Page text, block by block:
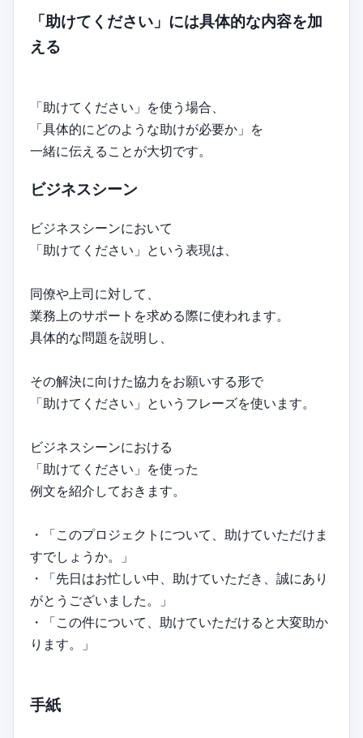
「助けてください」には具体的な内容を加
える
「助けてください」を使う場合、
「具体的にどのような助けが必要か」を
一緒に伝えることが大切です。
ビジネスシーン
ビジネスシーンにおいて
「助けてください」という表現は、
同僚や上司に対して、
業務上のサポートを求める際に使われます。
具体的な問題を説明し、
その解決に向けた協力をお願いする形で
「助けてください」というフレーズを使います。
ビジネスシーンにおける
「助けてください」を使った
例文を紹介しておきます。
・「このプロジェクトについて、助けていただけま
すでしょうか。」
・「先日はお忙しい中、助けていただき、誠にあり
がとうございました。」
・「この件について、助けていただけると大変助か
ります。」
手紙